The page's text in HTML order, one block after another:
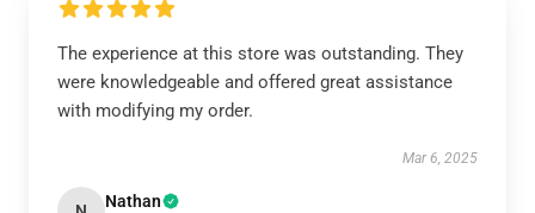
The experience at this store was outstanding. They
were knowledgeable and offered great assistance
with modifying my order.
Mar 6, 2025
Nathan